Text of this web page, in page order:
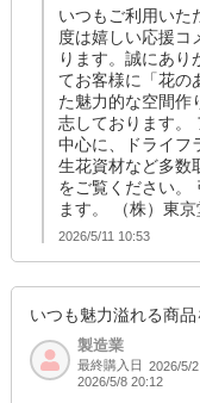
いつもご利用いた
度は嬉しい応援コ
ります。誠にあり
てお客様に「花の
た魅力的な空間作
志しております。
中心に、ドライフ
生花資材など多数
をご覧ください。
ます。 （株）東京
2026/5/11 10:53
いつも魅力溢れる商
製造業
最終購入日 2026/5/2
2026/5/8 20:12